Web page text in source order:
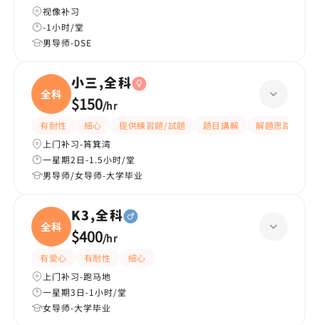
视像补习
-1小时/堂
男导师-DSE
全科
小三,全科
$150/hr
有耐性 細心 提供練習題/試題 題目講解
解題思路
上门补习-筲箕湾
一星期2日-1.5小时/堂
男导师/女导师-大学毕业
全科
K3,全科
$400/hr
有愛心 有耐性
細心
上门补习-跑马地
一星期3日-1小时/堂
女导师-大学毕业